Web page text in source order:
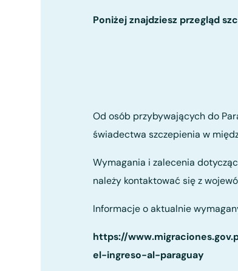
Poniżej znajdziesz przegląd
Od osób przybywających do
świadectwa szczepienia w
Wymagania i zalecenia
należy kontaktować się z
Informacje o aktualnie
https://
el-ingreso-al-paraguay